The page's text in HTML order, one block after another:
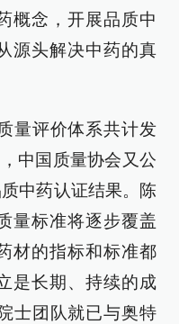
概念，开展品质中
源头解决中药的真
量评价体系共计发
中国质量协会又公
中药认证结果。陈
量标准将逐步覆盖
材的指标和标准都
是长期、持续的成
士团队就已与奥特